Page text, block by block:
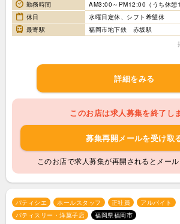
勤務時間
AM3:00～PM12:00（うち休憩1
休日
水曜日定休、シフト希望休
最寄駅
福岡市地下鉄 赤坂駅
詳細をみる
このお店は求人募集を終了し
募集再開メールを受け取
このお店で求人募集が再開されるとメー
パティシエ ホールスタッフ 正社員
アルバイト
パティスリー・洋菓子店
福岡県福岡市